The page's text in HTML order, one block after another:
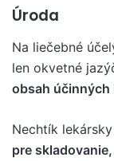
Úroda
Na liečebné
len okvetné
obsah účinných
Nechtík
pre